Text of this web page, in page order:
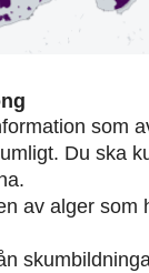
som
Du ska
av alger som